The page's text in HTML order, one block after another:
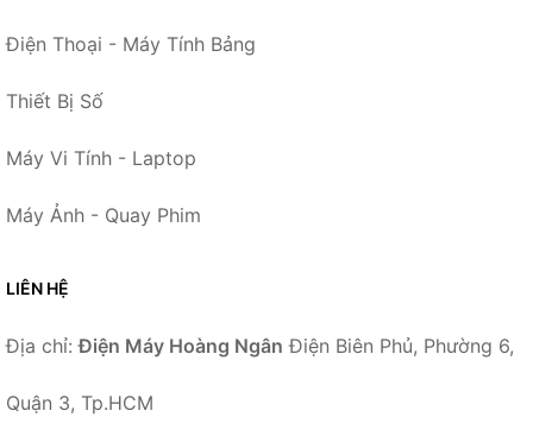
Điện Thoại - Máy Tính Bảng
Thiết Bị Số
Máy Vi Tính - Laptop
Máy Ảnh - Quay Phim
LIÊN HỆ
Địa chỉ:Điện Máy Hoàng Ngân Điện Biên Phủ, Phường 6,
Quận 3, Tp.HCM